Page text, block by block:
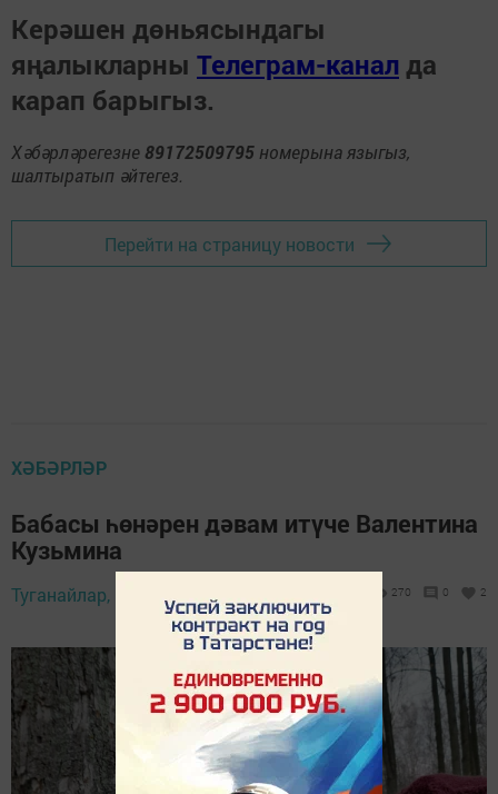
Керәшен дөньясындагы
яңалыкларны Телеграм-канал да
карап барыгыз.
Хәбәрләрегезне 89172509795 номерына языгыз,
шалтыратып әйтегез.
Перейти на страницу новости
ХӘБӘРЛӘР
Бабасы һөнәрен дәвам итүче Валентина
Кузьмина
Туганайлар, 3 февраль 2026 - 11:00 270 0 2